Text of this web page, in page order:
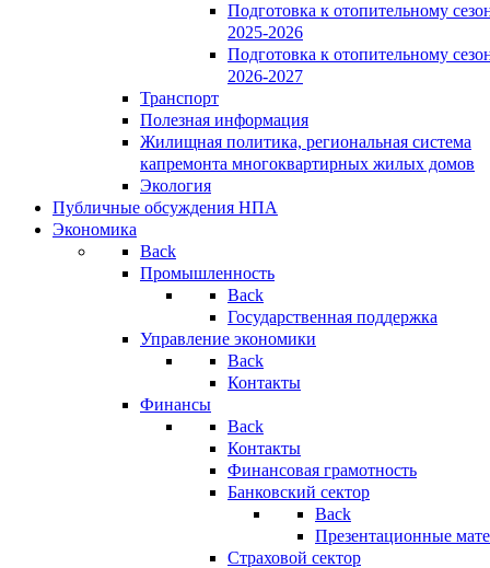
Подготовка к отопительному
2025-2026
Подготовка к отопительному
2026-2027
Транспорт
Полезная информация
Жилищная политика, региональная система
капремонта многоквартирных жилых домов
Экология
Публичные обсуждения НПА
Экономика
Back
Промышленность
Back
Государственная поддержка
Управление экономики
Back
Контакты
Финансы
Back
Контакты
Финансовая грамотность
Банковский сектор
Back
Презентационные
Страховой сектор